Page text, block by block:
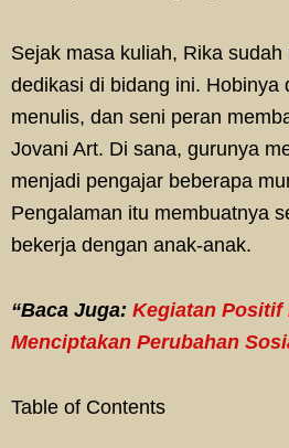
Sejak masa kuliah, Rika sudah
dedikasi di bidang ini. Hobinya
menulis, dan seni peran
Jovani Art. Di sana, gurunya
menjadi pengajar beberapa
Pengalaman itu membuatnya
bekerja dengan anak-anak.
“Baca Juga: Kegiatan Positif
Menciptakan Perubahan
Table of Contents